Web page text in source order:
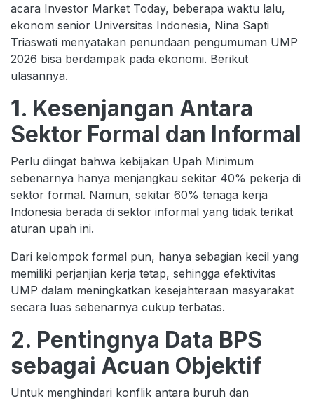
acara Investor Market Today, beberapa waktu lalu,
ekonom senior Universitas Indonesia, Nina Sapti
Triaswati menyatakan penundaan pengumuman UMP
2026 bisa berdampak pada ekonomi. Berikut
ulasannya.
1. Kesenjangan Antara
Sektor Formal dan Informal
Perlu diingat bahwa kebijakan Upah Minimum
sebenarnya hanya menjangkau sekitar 40% pekerja di
sektor formal. Namun, sekitar 60% tenaga kerja
Indonesia berada di sektor informal yang tidak terikat
aturan upah ini.
Dari kelompok formal pun, hanya sebagian kecil yang
memiliki perjanjian kerja tetap, sehingga efektivitas
UMP dalam meningkatkan kesejahteraan masyarakat
secara luas sebenarnya cukup terbatas.
2. Pentingnya Data BPS
sebagai Acuan Objektif
Untuk menghindari konflik antara buruh dan